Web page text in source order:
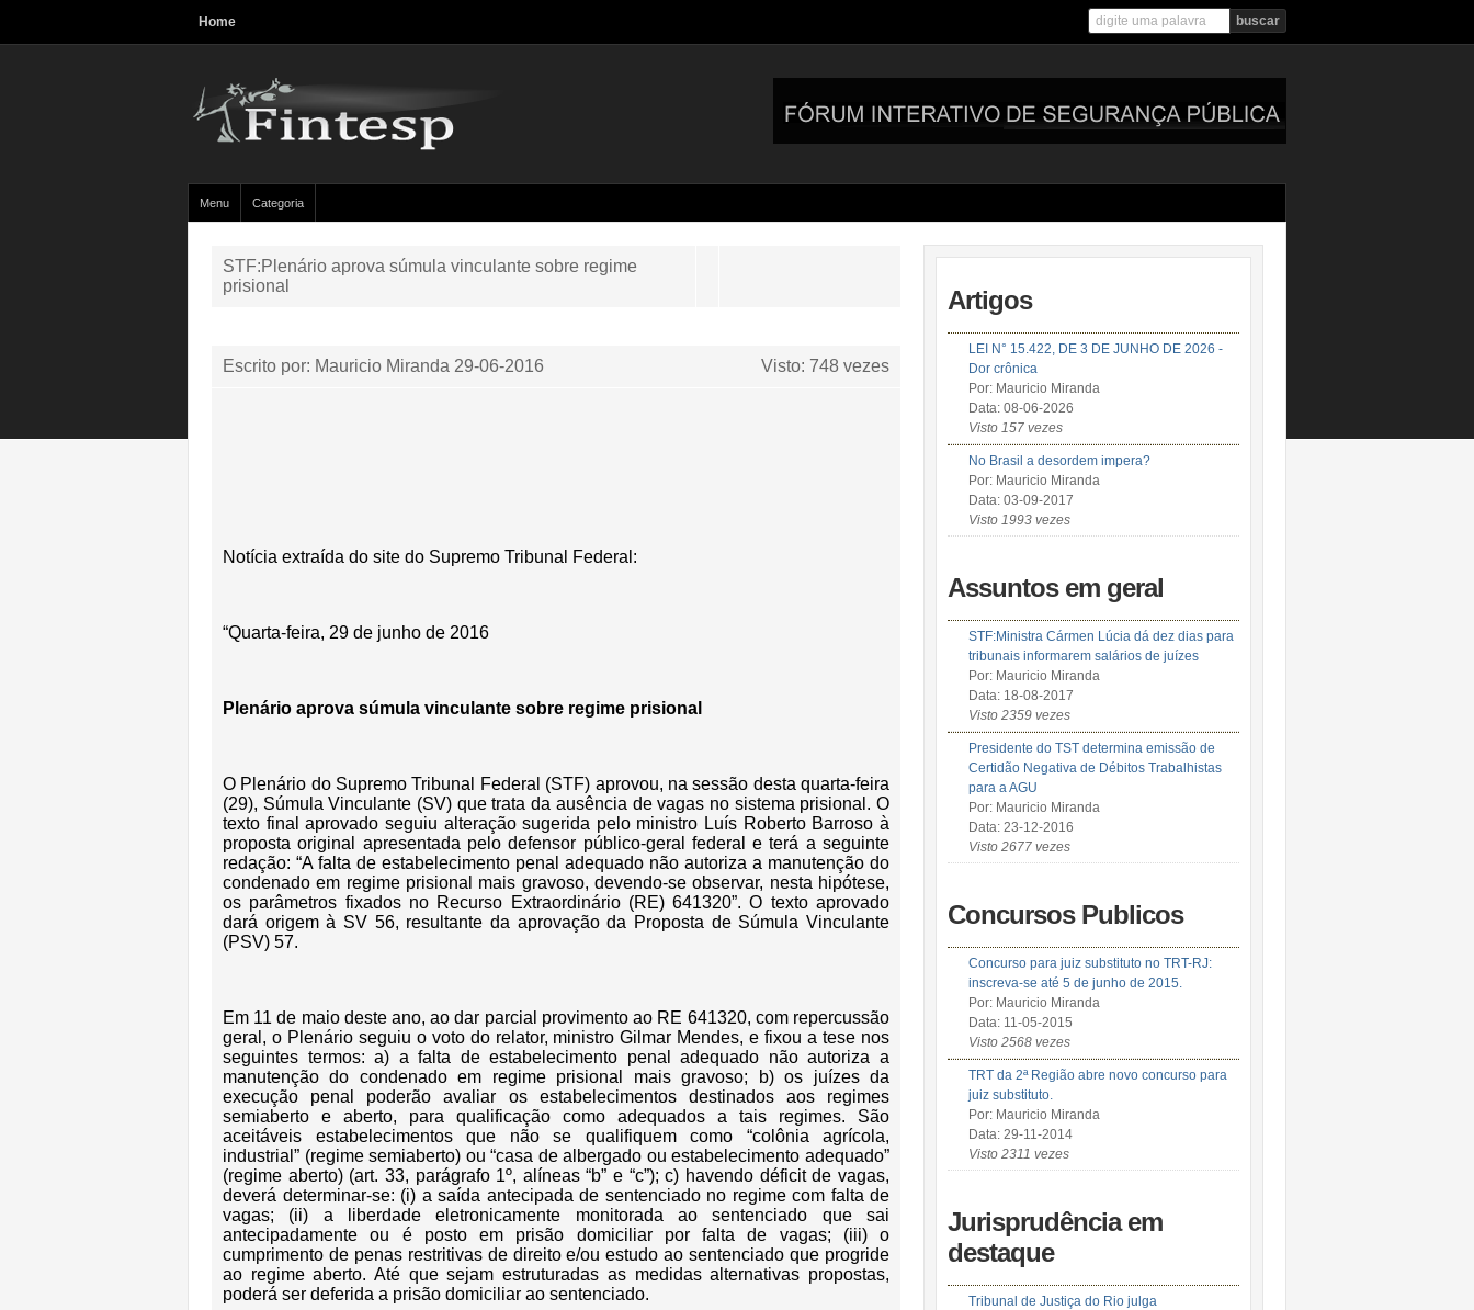
Home
Menu Categoria
STF:Plenário aprova súmula vinculante sobre regime
prisional
Escrito por: Mauricio Miranda 29-06-2016 Visto: 748 vezes
Notícia extraída do site do Supremo Tribunal Federal:
“Quarta-feira, 29 de junho de 2016
Plenário aprova súmula vinculante sobre regime prisional
O Plenário do Supremo Tribunal Federal (STF) aprovou, na sessão desta quarta-feira
(29), Súmula Vinculante (SV) que trata da ausência de vagas no sistema prisional. O
texto final aprovado seguiu alteração sugerida pelo ministro Luís Roberto Barroso à
proposta original apresentada pelo defensor público-geral federal e terá a seguinte
redação: “A falta de estabelecimento penal adequado não autoriza a manutenção do
condenado em regime prisional mais gravoso, devendo-se observar, nesta hipótese,
os parâmetros fixados no Recurso Extraordinário (RE) 641320”. O texto aprovado
dará origem à SV 56, resultante da aprovação da Proposta de Súmula Vinculante
(PSV) 57.
Em 11 de maio deste ano, ao dar parcial provimento ao RE 641320, com repercussão
geral, o Plenário seguiu o voto do relator, ministro Gilmar Mendes, e fixou a tese nos
seguintes termos: a) a falta de estabelecimento penal adequado não autoriza a
manutenção do condenado em regime prisional mais gravoso; b) os juízes da
execução penal poderão avaliar os estabelecimentos destinados aos regimes
semiaberto e aberto, para qualificação como adequados a tais regimes. São
aceitáveis estabelecimentos que não se qualifiquem como “colônia agrícola,
industrial” (regime semiaberto) ou “casa de albergado ou estabelecimento adequado”
(regime aberto) (art. 33, parágrafo 1º, alíneas “b” e “c”); c) havendo déficit de vagas,
deverá determinar-se: (i) a saída antecipada de sentenciado no regime com falta de
vagas; (ii) a liberdade eletronicamente monitorada ao sentenciado que sai
antecipadamente ou é posto em prisão domiciliar por falta de vagas; (iii) o
cumprimento de penas restritivas de direito e/ou estudo ao sentenciado que progride
ao regime aberto. Até que sejam estruturadas as medidas alternativas propostas,
poderá ser deferida a prisão domiciliar ao sentenciado.
Artigos
LEI N° 15.422, DE 3 DE JUNHO DE 2026 -
Dor crônica
Por: Mauricio Miranda
Data: 08-06-2026
Visto 157 vezes
No Brasil a desordem impera?
Por: Mauricio Miranda
Data: 03-09-2017
Visto 1993 vezes
Assuntos em geral
STF:Ministra Cármen Lúcia dá dez dias para
tribunais informarem salários de juízes
Por: Mauricio Miranda
Data: 18-08-2017
Visto 2359 vezes
Presidente do TST determina emissão de
Certidão Negativa de Débitos Trabalhistas
para a AGU
Por: Mauricio Miranda
Data: 23-12-2016
Visto 2677 vezes
Concursos Publicos
Concurso para juiz substituto no TRT-RJ:
inscreva-se até 5 de junho de 2015.
Por: Mauricio Miranda
Data: 11-05-2015
Visto 2568 vezes
TRT da 2ª Região abre novo concurso para
juiz substituto.
Por: Mauricio Miranda
Data: 29-11-2014
Visto 2311 vezes
Jurisprudência em
destaque
Tribunal de Justiça do Rio julga